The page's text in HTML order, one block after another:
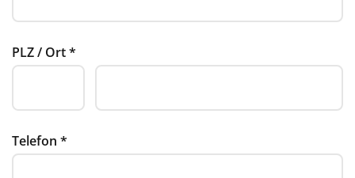
PLZ / Ort*
Telefon *